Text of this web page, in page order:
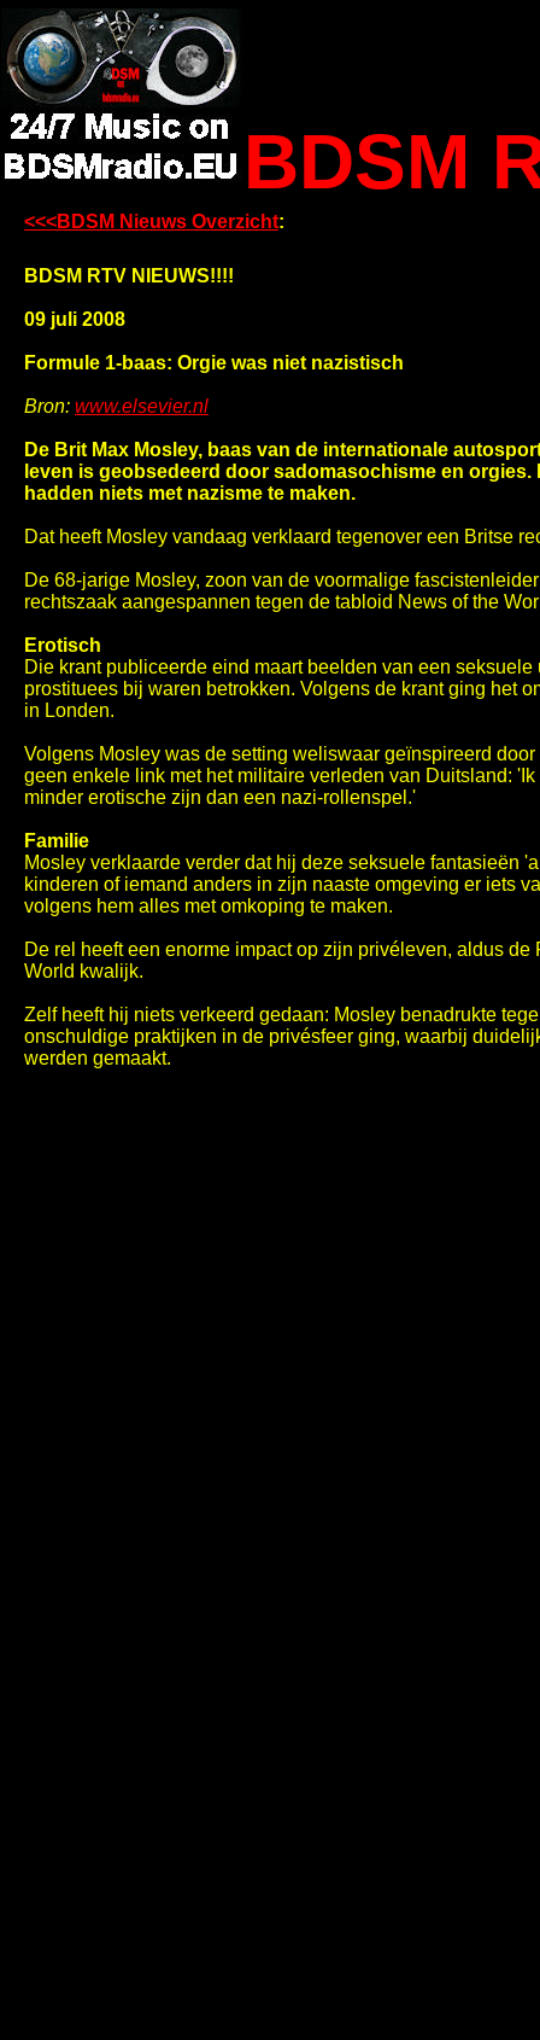
BDSM
<<<BDSM Nieuws Overzicht:
BDSM RTV NIEUWS!!!!
09 juli 2008
Formule 1-baas: Orgie was niet nazistisch
Bron: www.elsevier.nl
De Brit Max Mosley, baas van de internationale
leven is geobsedeerd door sadomasochisme en
hadden niets met nazisme te maken.
Dat heeft Mosley vandaag verklaard tegenover een Britse
De 68-jarige Mosley, zoon van de voormalige
rechtszaak aangespannen tegen de tabloid News of the
Erotisch
Die krant publiceerde eind maart beelden van een
prostituees bij waren betrokken. Volgens de krant ging het
in Londen.
Volgens Mosley was de setting weliswaar geïnspireerd
geen enkele link met het militaire verleden van Duitsland:
minder erotische zijn dan een nazi-rollenspel.'
Familie
Mosley verklaarde verder dat hij deze seksuele fantasieën
kinderen of iemand anders in zijn naaste omgeving er iets
volgens hem alles met omkoping te maken.
De rel heeft een enorme impact op zijn privéleven, aldus
World kwalijk.
Zelf heeft hij niets verkeerd gedaan: Mosley benadrukte
onschuldige praktijken in de privésfeer ging, waarbij
werden gemaakt.